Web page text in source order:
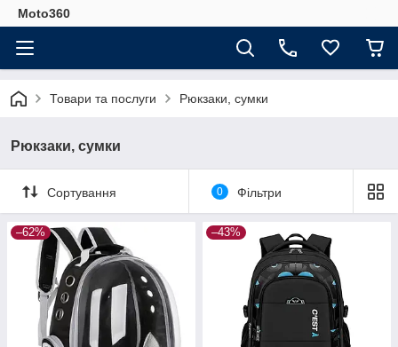
Moto360
Товари та послуги Рюкзаки, сумки
Рюкзаки, сумки
Сортування 0 Фільтри
–62% –43%